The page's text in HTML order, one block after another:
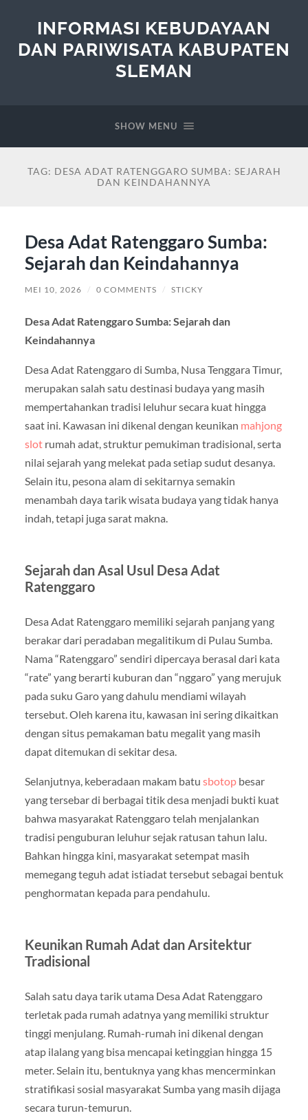
INFORMASI KEBUDAYAAN
DAN PARIWISATA KABUPATEN
SLEMAN
SHOW MENU
TAG: DESA ADAT RATENGGARO SUMBA: SEJARAH
DAN KEINDAHANNYA
Desa Adat Ratenggaro Sumba:
Sejarah dan Keindahannya
MEI 10, 2026 / 0 COMMENTS / STICKY
Desa Adat Ratenggaro Sumba: Sejarah dan
Keindahannya
Desa Adat Ratenggaro di Sumba, Nusa Tenggara Timur,
merupakan salah satu destinasi budaya yang masih
mempertahankan tradisi leluhur secara kuat hingga
saat ini. Kawasan ini dikenal dengan keunikan mahjong
slotrumah adat, struktur pemukiman tradisional, serta
nilai sejarah yang melekat pada setiap sudut desanya.
Selain itu, pesona alam di sekitarnya semakin
menambah daya tarik wisata budaya yang tidak hanya
indah, tetapi juga sarat makna.
Sejarah dan Asal Usul Desa Adat
Ratenggaro
Desa Adat Ratenggaro memiliki sejarah panjang yang
berakar dari peradaban megalitikum di Pulau Sumba.
Nama “Ratenggaro” sendiri dipercaya berasal dari kata
“rate” yang berarti kuburan dan “nggaro” yang merujuk
pada suku Garo yang dahulu mendiami wilayah
tersebut. Oleh karena itu, kawasan ini sering dikaitkan
dengan situs pemakaman batu megalit yang masih
dapat ditemukan di sekitar desa.
Selanjutnya, keberadaan makam batu sbotopbesar
yang tersebar di berbagai titik desa menjadi bukti kuat
bahwa masyarakat Ratenggaro telah menjalankan
tradisi penguburan leluhur sejak ratusan tahun lalu.
Bahkan hingga kini, masyarakat setempat masih
memegang teguh adat istiadat tersebut sebagai bentuk
penghormatan kepada para pendahulu.
Keunikan Rumah Adat dan Arsitektur
Tradisional
Salah satu daya tarik utama Desa Adat Ratenggaro
terletak pada rumah adatnya yang memiliki struktur
tinggi menjulang. Rumah-rumah ini dikenal dengan
atap ilalang yang bisa mencapai ketinggian hingga 15
meter. Selain itu, bentuknya yang khas mencerminkan
stratifikasi sosial masyarakat Sumba yang masih dijaga
secara turun-temurun.